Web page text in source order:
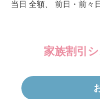
当日 全額、 前日・前々
家族割引